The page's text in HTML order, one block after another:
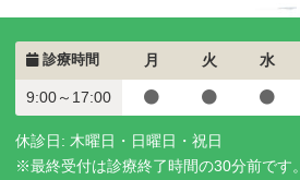
診療時間 月 火 水
9:00～17:00
休診日: 木曜日・日曜日・祝日
※最終受付は診療終了時間の30分前です。